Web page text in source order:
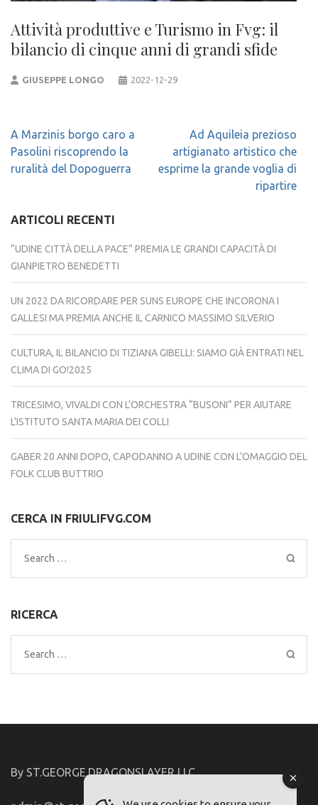
Attività produttive e Turismo in Fvg: il
bilancio di cinque anni di grandi sfide
GIUSEPPE LONGO 2022-12-29
Navigazione
articoli
A Marzinis borgo caro a
Pasolini riscoprendo la
ruralità del Dopoguerra
Ad Aquileia prezioso
artigianato artistico che
esprime la grande voglia di
ripartire
ARTICOLI RECENTI
“UDINE CITTÀ DELLA PACE” PREMIA LE GRANDI CAPACITÀ DI
GIANPIETRO BENEDETTI
UN 2022 DA RICORDARE PER SUNS EUROPE CHE INCORONA I
GALLESI MA PREMIA ANCHE IL CARNICO MASSIMO SILVERIO
CULTURA, IL BILANCIO DI TIZIANA GIBELLI: SIAMO GIÀ ENTRATI NEL
CLIMA DI GO!2025
TRICESIMO, VIVALDI CON L’ORCHESTRA “BUSONI” PER AIUTARE
L’ISTITUTO SANTA MARIA DEI COLLI
GABER 20 ANNI DOPO, CAPODANNO A UDINE CON L’OMAGGIO DEL
FOLK CLUB BUTTRIO
CERCA IN FRIULIFVG.COM
Search
for:
RICERCA
Search
for:
By ST.GEORGE.DRAGONSLAYER LLC